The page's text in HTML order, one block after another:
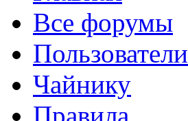
Все форумы
Пользователи
Чайнику
Правила